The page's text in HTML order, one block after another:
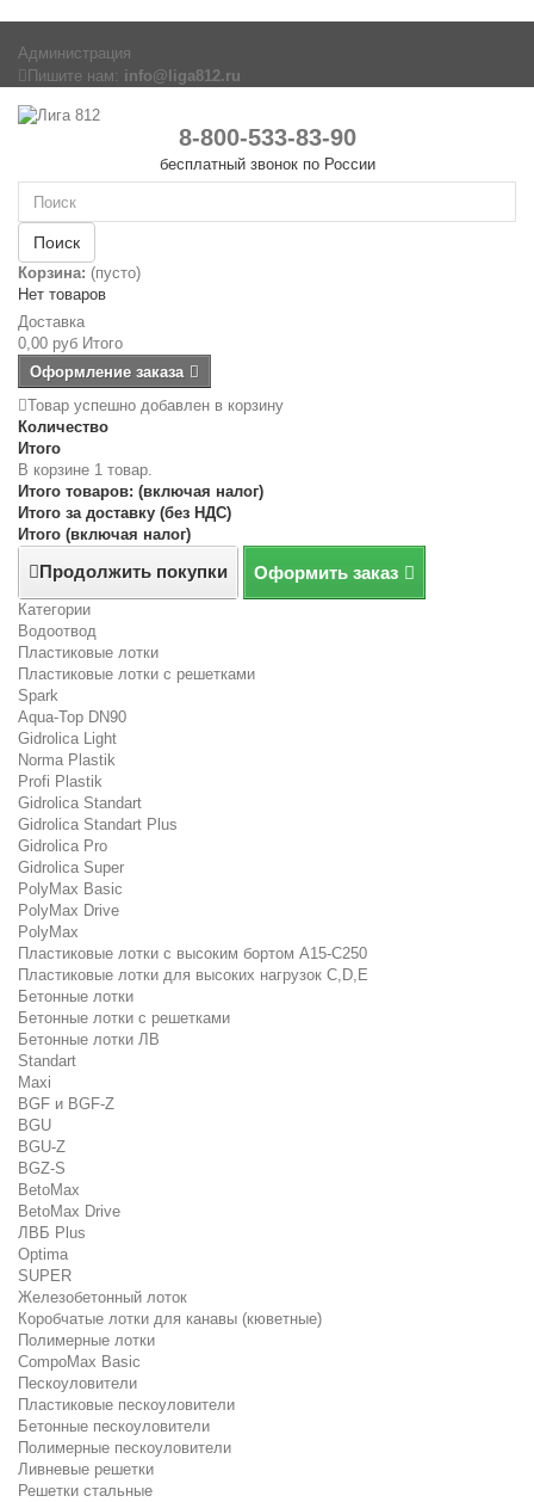
Администрация
Пишите нам: info@liga812.ru
8-800-533-83-90
бесплатный звонок по России
Поиск
Корзина: (пусто)
Нет товаров
Доставка
0,00 руб Итого
Оформление заказа
Товар успешно добавлен в корзину
Количество
Итого
В корзине 1 товар.
Итого товаров: (включая налог)
Итого за доставку (без НДС)
Итого (включая налог)
Продолжить покупки Оформить заказ
Категории
Водоотвод
Пластиковые лотки
Пластиковые лотки с решетками
Spark
Aqua-Top DN90
Gidrolica Light
Norma Plastik
Profi Plastik
Gidrolica Standart
Gidrolica Standart Plus
Gidrolica Pro
Gidrolica Super
PolyMax Basic
PolyMax Drive
PolyMax
Пластиковые лотки с высоким бортом А15-C250
Пластиковые лотки для высоких нагрузок C,D,E
Бетонные лотки
Бетонные лотки с решетками
Бетонные лотки ЛВ
Standart
Maxi
BGF и BGF-Z
BGU
BGU-Z
BGZ-S
BetoMax
BetoMax Drive
ЛВБ Plus
Optima
SUPER
Железобетонный лоток
Коробчатые лотки для канавы (кюветные)
Полимерные лотки
CompoMax Basic
Пескоуловители
Пластиковые пескоуловители
Бетонные пескоуловители
Полимерные пескоуловители
Ливневые решетки
Решетки стальные